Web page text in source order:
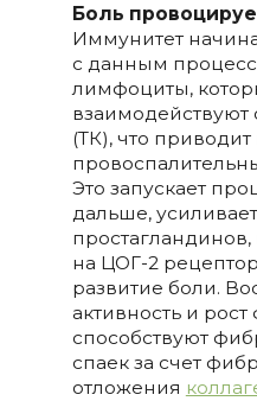
Боль
Иммунитет
с данным
лимфоциты,
взаимодействуют
(ТК), что
Это запускает
дальше,
на ЦОГ-2
развитие боли.
активность и
способствуют
спаек за счет
отложения